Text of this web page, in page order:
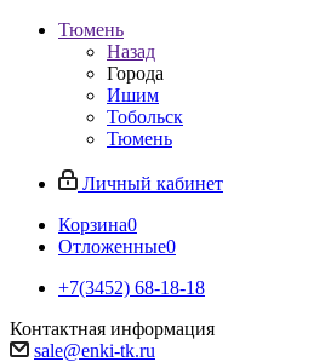
Тюмень
Назад
Города
Ишим
Тобольск
Тюмень
Личный кабинет
Корзина0
Отложенные0
+7(3452) 68-18-18
Контактная информация
sale@enki-tk.ru